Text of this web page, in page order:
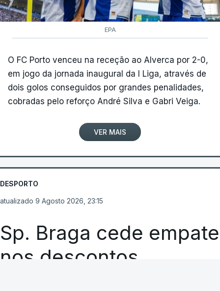
EPA
O FC Porto venceu na receção ao Alverca por 2-0,
em jogo da jornada inaugural da I Liga, através de
dois golos conseguidos por grandes penalidades,
cobradas pelo reforço André Silva e Gabri Veiga.
VER MAIS
DESPORTO
atualizado 9 Agosto 2026, 23:15
Sp. Braga cede empate
nos descontos